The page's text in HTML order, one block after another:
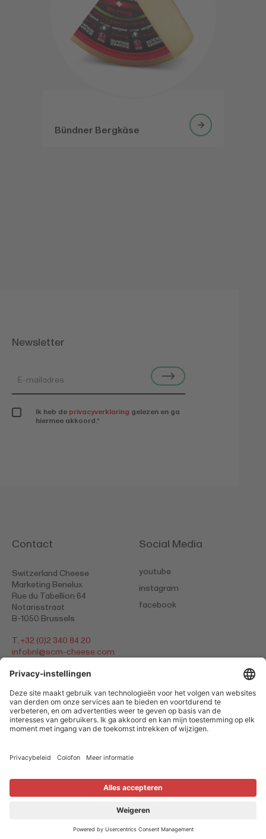
Bündner Bergkäse
Newsletter
Ik heb de privacyverklaring gelezen en ga
hiermee akkoord.*
Contact
Switzerland Cheese
Marketing Benelux
Rue du Tabellion 64
Notarisstraat
B-1050 Brussels
T. +32 (0)2 340 84 20
​​​​​​​infobnl@scm-cheese.com
Social Media
youtube
instagram
facebook